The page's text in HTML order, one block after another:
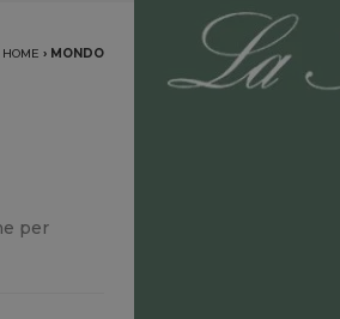
HOME › MONDO
per